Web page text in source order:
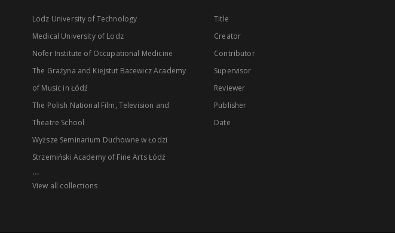
Lodz University of Technology
Medical University of Lodz
Nofer Institute of Occupational Medicine
The Grażyna and Kiejstut Bacewicz Academy
of Music in Łódź
The Polish National Film, Television and
Theatre School
Wyższe Seminarium Duchowne w Łodzi
Strzemiński Academy of Fine Arts Łódź
...
View all collections
Title
Creator
Contributor
Supervisor
Reviewer
Publisher
Date